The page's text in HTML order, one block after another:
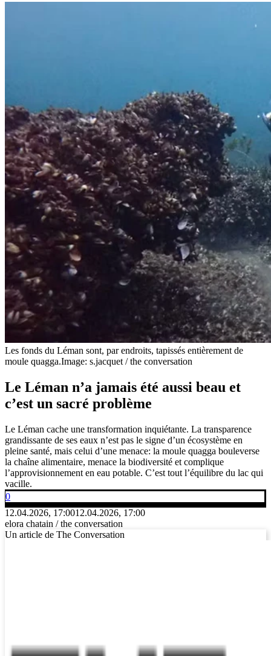
Les fonds du Léman sont, par endroits, tapissés entièrement de
moule quagga.Image: s.jacquet / the conversation
Le Léman n’a jamais été aussi beau et
c’est un sacré problème
Le Léman cache une transformation inquiétante. La transparence
grandissante de ses eaux n’est pas le signe d’un écosystème en
pleine santé, mais celui d’une menace: la moule quagga bouleverse
la chaîne alimentaire, menace la biodiversité et complique
l’approvisionnement en eau potable. C’est tout l’équilibre du lac qui
vacille.
0
12.04.2026, 17:0012.04.2026, 17:00
elora chatain / the conversation
Un article de The Conversation